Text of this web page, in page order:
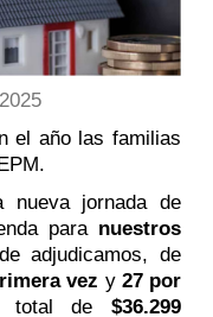
el año las familias
nueva jornada de
para nuestros
adjudicamos, de
vez y 27 por
total de $36.299